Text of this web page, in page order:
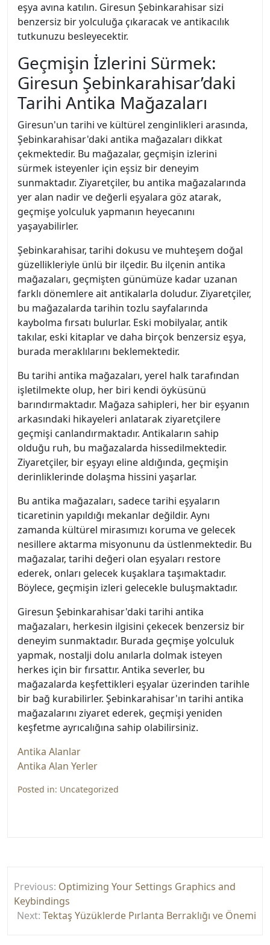
eşya avına katılın. Giresun Şebinkarahisar sizi
benzersiz bir yolculuğa çıkaracak ve antikacılık
tutkunuzu besleyecektir.
Geçmişin İzlerini Sürmek:
Giresun Şebinkarahisar’daki
Tarihi Antika Mağazaları
Giresun'un tarihi ve kültürel zenginlikleri arasında,
Şebinkarahisar'daki antika mağazaları dikkat
çekmektedir. Bu mağazalar, geçmişin izlerini
sürmek isteyenler için eşsiz bir deneyim
sunmaktadır. Ziyaretçiler, bu antika mağazalarında
yer alan nadir ve değerli eşyalara göz atarak,
geçmişe yolculuk yapmanın heyecanını
yaşayabilirler.
Şebinkarahisar, tarihi dokusu ve muhteşem doğal
güzellikleriyle ünlü bir ilçedir. Bu ilçenin antika
mağazaları, geçmişten günümüze kadar uzanan
farklı dönemlere ait antikalarla doludur. Ziyaretçiler,
bu mağazalarda tarihin tozlu sayfalarında
kaybolma fırsatı bulurlar. Eski mobilyalar, antik
takılar, eski kitaplar ve daha birçok benzersiz eşya,
burada meraklılarını beklemektedir.
Bu tarihi antika mağazaları, yerel halk tarafından
işletilmekte olup, her biri kendi öyküsünü
barındırmaktadır. Mağaza sahipleri, her bir eşyanın
arkasındaki hikayeleri anlatarak ziyaretçilere
geçmişi canlandırmaktadır. Antikaların sahip
olduğu ruh, bu mağazalarda hissedilmektedir.
Ziyaretçiler, bir eşyayı eline aldığında, geçmişin
derinliklerinde dolaşma hissini yaşarlar.
Bu antika mağazaları, sadece tarihi eşyaların
ticaretinin yapıldığı mekanlar değildir. Aynı
zamanda kültürel mirasımızı koruma ve gelecek
nesillere aktarma misyonunu da üstlenmektedir. Bu
mağazalar, tarihi değeri olan eşyaları restore
ederek, onları gelecek kuşaklara taşımaktadır.
Böylece, geçmişin izleri gelecekle buluşmaktadır.
Giresun Şebinkarahisar'daki tarihi antika
mağazaları, herkesin ilgisini çekecek benzersiz bir
deneyim sunmaktadır. Burada geçmişe yolculuk
yapmak, nostalji dolu anılarla dolmak isteyen
herkes için bir fırsattır. Antika severler, bu
mağazalarda keşfettikleri eşyalar üzerinden tarihle
bir bağ kurabilirler. Şebinkarahisar'ın tarihi antika
mağazalarını ziyaret ederek, geçmişi yeniden
keşfetme ayrıcalığına sahip olabilirsiniz.
Antika Alanlar
Antika Alan Yerler
Posted in: Uncategorized
gezinmesi
Previous: Optimizing Your Settings Graphics and
Keybindings
Next: Tektaş Yüzüklerde Pırlanta Berraklığı ve Önemi